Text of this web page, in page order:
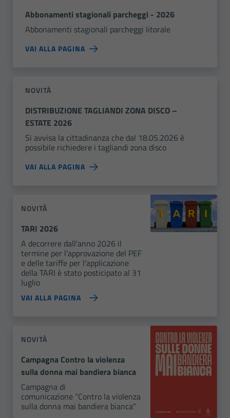
Abbonamenti stagionali parcheggi - 2026
Abbonamenti stagionali parcheggi litorale
VAI ALLA PAGINA
NOVITÀ
DISTRIBUZIONE TAGLIANDI ZONA DISCO –
ESTATE 2026
Si avvisa la cittadinanza che dal 18.05.2026 è
possibile richiedere i tagliandi zona disco
VAI ALLA PAGINA
NOVITÀ
TARI 2026
A decorrere dall'anno 2026 il
termine per l'approvazione del PEF
e delle tariffe per l'applicazione
della TARI è stato posticipato al 31
luglio
VAI ALLA PAGINA
NOVITÀ
Campagna Contro la violenza
sulla donna mai bandiera bianca
Campagna di
comunicazione “Contro la violenza
sulla donna mai bandiera bianca"